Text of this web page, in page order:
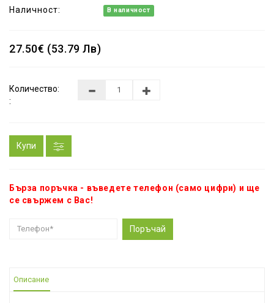
Наличност:
В наличност
27.50€ (53.79 Лв)
Количество:
:
Купи
Бърза поръчка - въведете телефон (само цифри) и ще
се свържем с Вас!
Поръчай
Описание